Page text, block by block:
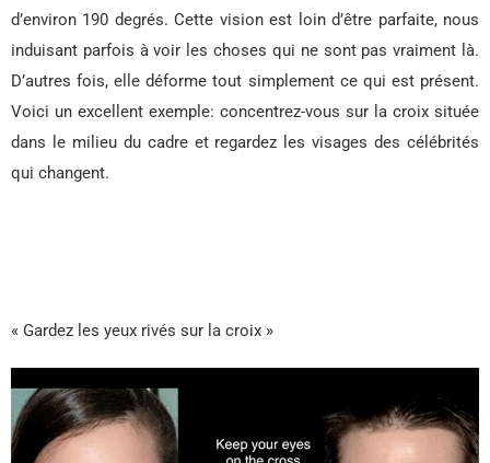
d’environ 190 degrés. Cette vision est loin d’être parfaite, nous
induisant parfois à voir les choses qui ne sont pas vraiment là.
D’autres fois, elle déforme tout simplement ce qui est présent.
Voici un excellent exemple: concentrez-vous sur la croix située
dans le milieu du cadre et regardez les visages des célébrités
qui changent.
« Gardez les yeux rivés sur la croix »